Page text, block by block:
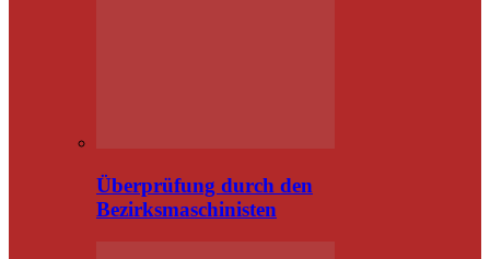
Überprüfung durch den
Bezirksmaschinisten